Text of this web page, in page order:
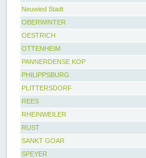
Neuwied Stadt
OBERWINTER
OESTRICH
OTTENHEIM
PANNERDENSE KOP
PHILIPPSBURG
PLITTERSDORF
REES
RHEINWEILER
RUST
SANKT GOAR
SPEYER